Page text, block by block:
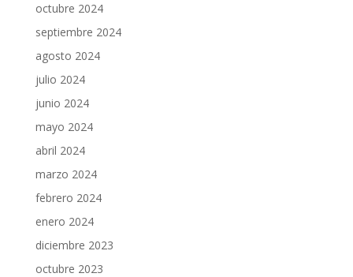
octubre 2024
septiembre 2024
agosto 2024
julio 2024
junio 2024
mayo 2024
abril 2024
marzo 2024
febrero 2024
enero 2024
diciembre 2023
octubre 2023